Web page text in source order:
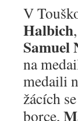
V
Halbich
Samuel
na
medaili
žácích
borce,